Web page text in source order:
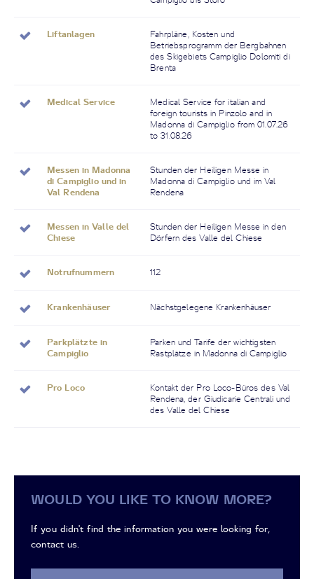
Liftanlagen
Fahrpläne, Kosten und
Betriebsprogramm der Bergbahnen
des Skigebiets Campiglio Dolomiti di
Brenta
Medical Service
Medical Service for italian and
foreign tourists in Pinzolo and in
Madonna di Campiglio from 01.07.26
to 31.08.26
Messen in Madonna
di Campiglio und in
Val Rendena
Stunden der Heiligen Messe in
Madonna di Campiglio und im Val
Rendena
Messen in Valle del
Chiese
Stunden der Heiligen Messe in den
Dörfern des Valle del Chiese
Notrufnummern 112
Krankenhäuser Nächstgelegene Krankenhäuser
Parkplätzte in
Campiglio
Parken und Tarife der wichtigsten
Rastplätze in Madonna di Campiglio
Pro Loco
Kontakt der Pro Loco-Büros des Val
Rendena, der Giudicarie Centrali und
des Valle del Chiese
WOULD YOU LIKE TO KNOW MORE?
If you didn't find the information you were looking for,
contact us.